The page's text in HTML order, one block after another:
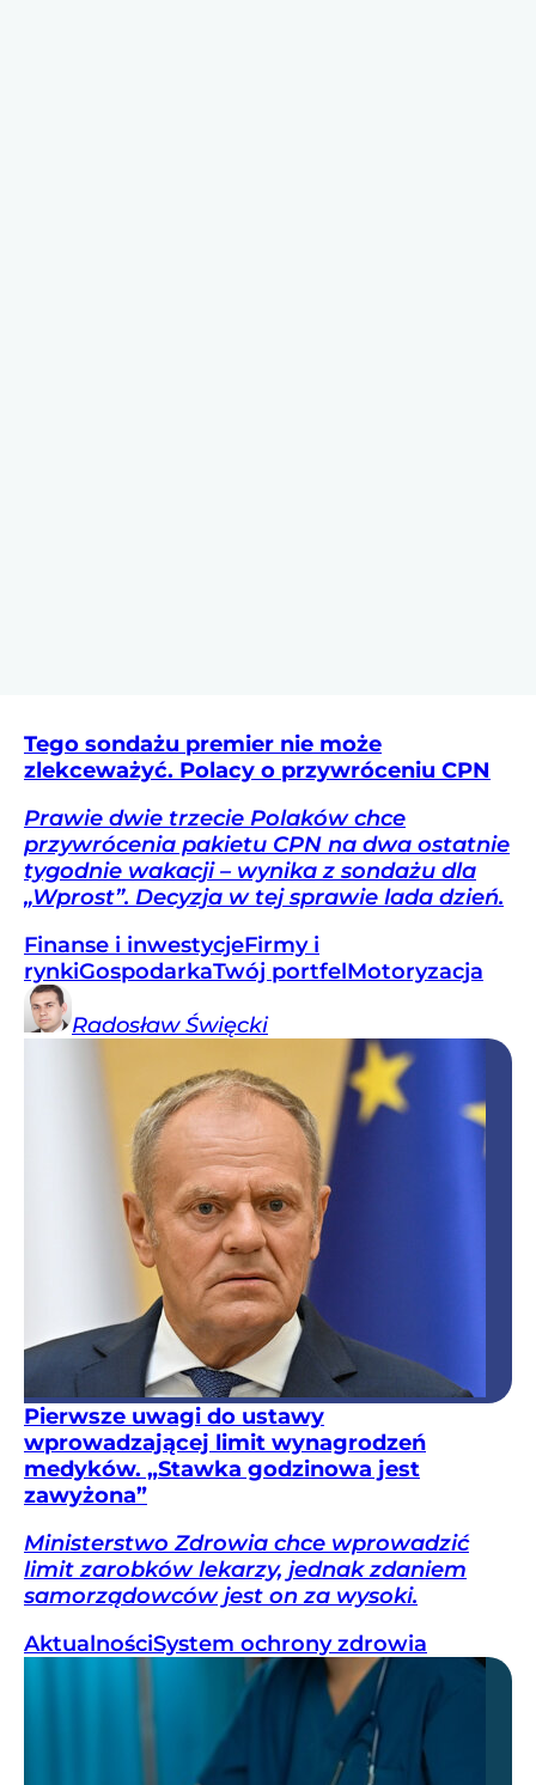
Tego sondażu premier nie może
zlekceważyć. Polacy o przywróceniu CPN
Prawie dwie trzecie Polaków chce
przywrócenia pakietu CPN na dwa ostatnie
tygodnie wakacji – wynika z sondażu dla
„Wprost”. Decyzja w tej sprawie lada dzień.
Finanse i inwestycjeFirmy i
rynkiGospodarkaTwój portfelMotoryzacja
Radosław Święcki
Pierwsze uwagi do ustawy
wprowadzającej limit wynagrodzeń
medyków. „Stawka godzinowa jest
zawyżona”
Ministerstwo Zdrowia chce wprowadzić
limit zarobków lekarzy, jednak zdaniem
samorządowców jest on za wysoki.
AktualnościSystem ochrony zdrowia